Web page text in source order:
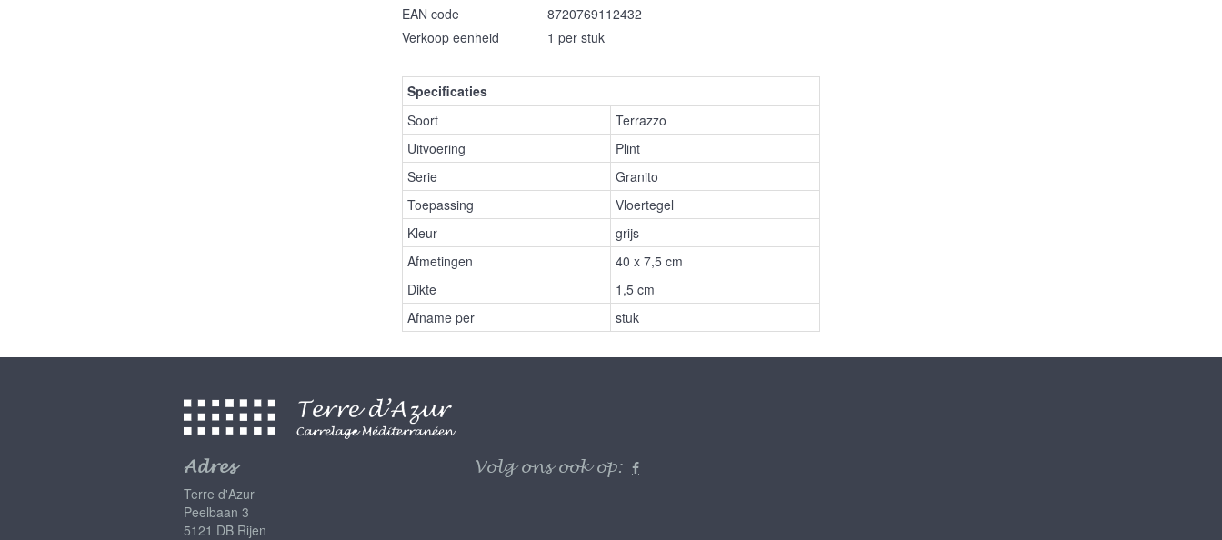
EAN code
8720769112432
Verkoop eenheid
1 per stuk
Specificaties
Soort
Terrazzo
Uitvoering
Plint
Serie
Granito
Toepassing
Vloertegel
Kleur
grijs
Afmetingen
40 x 7,5 cm
Dikte
1,5 cm
Afname per
stuk
Adres
Terre d'Azur
Peelbaan 3
5121 DB Rijen
Volg ons ook op: